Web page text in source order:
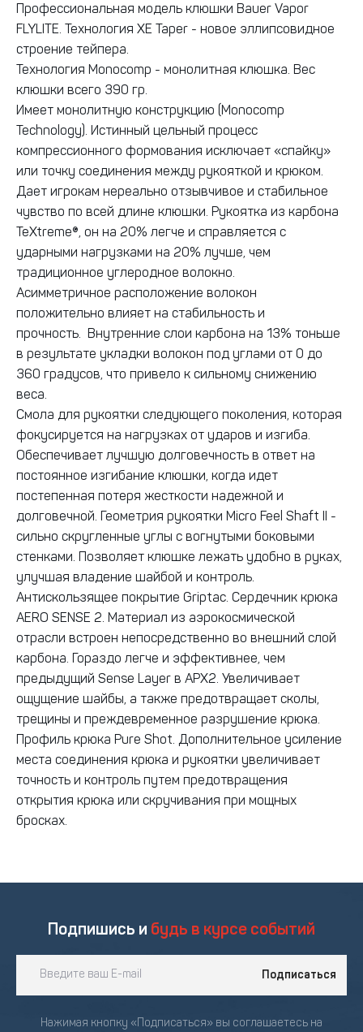
Профессиональная модель клюшки Bauer Vapor
FLYLITE. Технология XE Taper - новое эллипсовидное
строение тейпера.
Технология Monocomp - монолитная клюшка. Вес
клюшки всего 390 гр.
Имеет монолитную конструкцию (Monocomp
Technology). Истинный цельный процесс
компрессионного формования исключает «спайку»
или точку соединения между рукояткой и крюком.
Дает игрокам нереально отзывчивое и стабильное
чувство по всей длине клюшки. Рукоятка из карбона
TeXtreme®, он на 20% легче и справляется с
ударными нагрузками на 20% лучше, чем
традиционное углеродное волокно.
Асимметричное расположение волокон
положительно влияет на стабильность и
прочность. Внутренние слои карбона на 13% тоньше
в результате укладки волокон под углами от 0 до
360 градусов, что привело к сильному снижению
веса.
Смола для рукоятки следующего поколения, которая
фокусируется на нагрузках от ударов и изгиба.
Обеспечивает лучшую долговечность в ответ на
постоянное изгибание клюшки, когда идет
постепенная потеря жесткости надежной и
долговечной. Геометрия рукоятки Micro Feel Shaft II -
сильно скругленные углы с вогнутыми боковыми
стенками. Позволяет клюшке лежать удобно в руках,
улучшая владение шайбой и контроль.
Антискользящее покрытие Griptac. Сердечник крюка
AERO SENSE 2. Материал из аэрокосмической
отрасли встроен непосредственно во внешний слой
карбона. Гораздо легче и эффективнее, чем
предыдущий Sense Layer в APX2. Увеличивает
ощущение шайбы, а также предотвращает сколы,
трещины и преждевременное разрушение крюка.
Профиль крюка Pure Shot. Дополнительное усиление
места соединения крюка и рукоятки увеличивает
точность и контроль путем предотвращения
открытия крюка или скручивания при мощных
бросках.
Подпишись и будь в курсе событий
Подписаться
Нажимая кнопку «Подписаться» вы соглашаетесь на